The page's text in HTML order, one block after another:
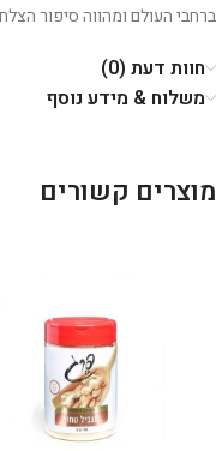
ברחבי העולם ומהווה סיפור
חוות דעת (0)
משלוח & מידע נוסף
מוצרים קשורים